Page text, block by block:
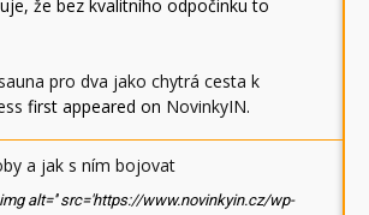
že bez kvalitního odpočinku to
pro dva jako chytrá cesta k
first appeared on NovinkyIN.
a jak s ním bojovat
alt='' src='https://www.novinkyin.cz/wp-